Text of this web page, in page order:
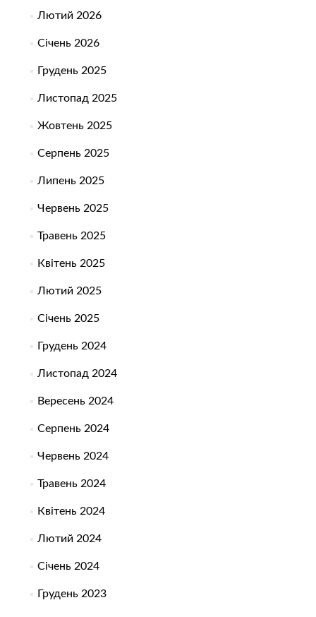
Лютий 2026
Січень 2026
Грудень 2025
Листопад 2025
Жовтень 2025
Серпень 2025
Липень 2025
Червень 2025
Травень 2025
Квітень 2025
Лютий 2025
Січень 2025
Грудень 2024
Листопад 2024
Вересень 2024
Серпень 2024
Червень 2024
Травень 2024
Квітень 2024
Лютий 2024
Січень 2024
Грудень 2023